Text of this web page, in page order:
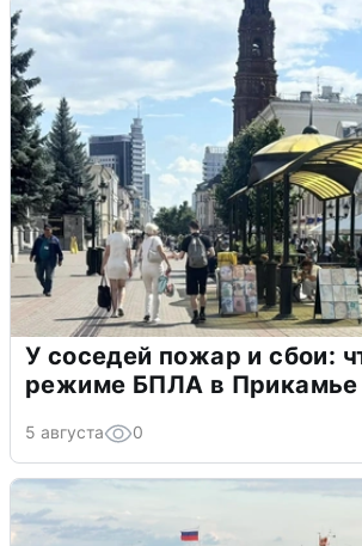
У соседей пожар и сбои:
режиме БПЛА в Прикамье
5 августа 0